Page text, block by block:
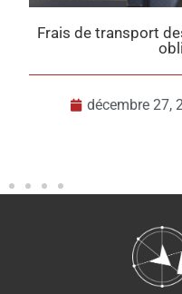
: quelles sont vos
2 mins de lecture